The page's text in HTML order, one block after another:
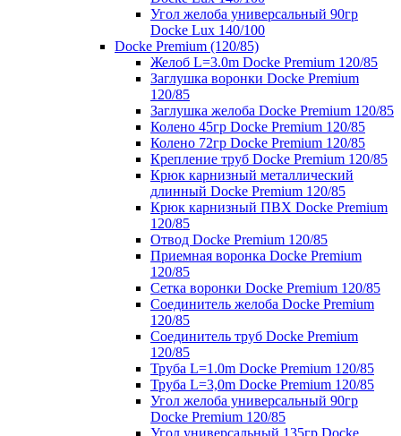
Угол желоба универсальный 90гр
Docke Lux 140/100
Docke Premium (120/85)
Желоб L=3.0m Docke Premium 120/85
Заглушка воронки Docke Premium
120/85
Заглушка желоба Docke Premium 120/85
Колено 45гр Docke Premium 120/85
Колено 72гр Docke Premium 120/85
Крепление труб Docke Premium 120/85
Крюк карнизный металлический
длинный Docke Premium 120/85
Крюк карнизный ПВХ Docke Premium
120/85
Отвод Docke Premium 120/85
Приемная воронка Docke Premium
120/85
Сетка воронки Docke Premium 120/85
Соединитель желоба Docke Premium
120/85
Соединитель труб Docke Premium
120/85
Труба L=1.0m Docke Premium 120/85
Труба L=3,0m Docke Premium 120/85
Угол желоба универсальный 90гр
Docke Premium 120/85
Угол универсальный 135гр Docke